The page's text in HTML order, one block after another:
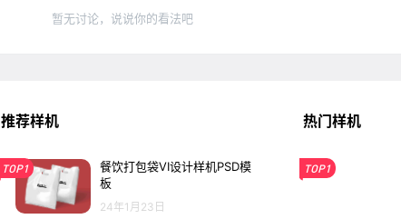
暂无讨论，说说你的看法吧
推荐样机
TOP1
餐饮打包袋VI设计样机PSD模
板
24年1月23日
热门样机
TOP1